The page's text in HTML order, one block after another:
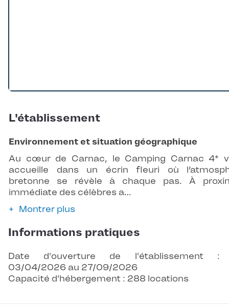
L'établissement
Environnement et situation géographique
Au cœur de Carnac, le Camping Carnac 4*
accueille dans un écrin fleuri où
bretonne se révèle à chaque pas. À
immédiate des célèbres a…
Montrer plus
Informations pratiques
Date d'ouverture de l'établissement :
03/04/2026 au 27/09/2026
Capacité d'hébergement : 288 locations